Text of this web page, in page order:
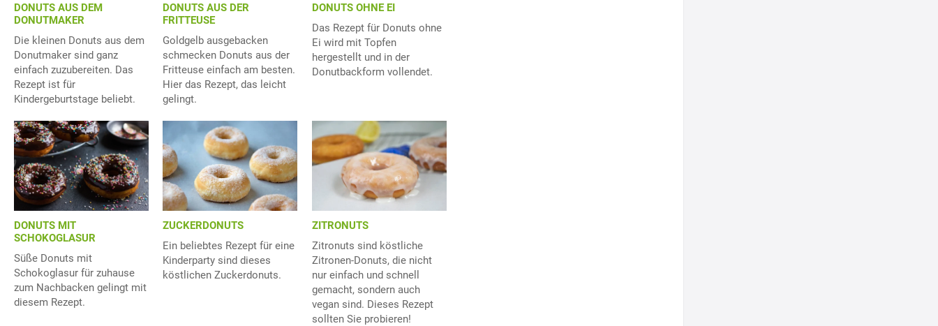
DONUTS AUS DEM
DONUTMAKER
Die kleinen Donuts aus dem
Donutmaker sind ganz
einfach zuzubereiten. Das
Rezept ist für
Kindergeburtstage beliebt.
DONUTS AUS DER
FRITTEUSE
Goldgelb ausgebacken
schmecken Donuts aus der
Fritteuse einfach am besten.
Hier das Rezept, das leicht
gelingt.
DONUTS OHNE EI
Das Rezept für Donuts ohne
Ei wird mit Topfen
hergestellt und in der
Donutbackform vollendet.
DONUTS MIT
SCHOKOGLASUR
Süße Donuts mit
Schokoglasur für zuhause
zum Nachbacken gelingt mit
diesem Rezept.
ZUCKERDONUTS
Ein beliebtes Rezept für eine
Kinderparty sind dieses
köstlichen Zuckerdonuts.
ZITRONUTS
Zitronuts sind köstliche
Zitronen-Donuts, die nicht
nur einfach und schnell
gemacht, sondern auch
vegan sind. Dieses Rezept
sollten Sie probieren!